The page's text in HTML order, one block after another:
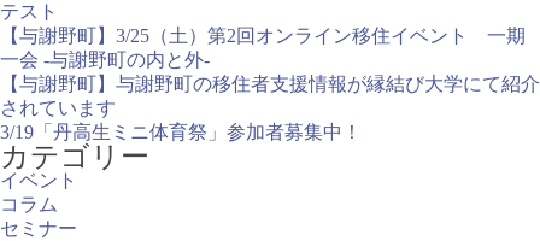
テスト
【与謝野町】3/25（土）第2回オンライン移住イベント 一期
一会 -与謝野町の内と外-
【与謝野町】与謝野町の移住者支援情報が縁結び大学にて紹介
されています
3/19「丹高生ミニ体育祭」参加者募集中！
カテゴリー
イベント
コラム
セミナー